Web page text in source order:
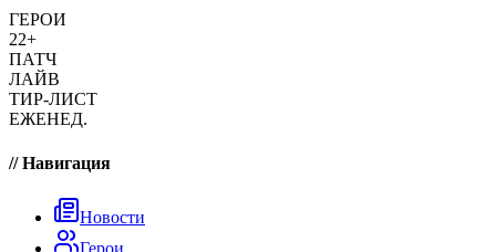
ГЕРОИ
22+
ПАТЧ
ЛАЙВ
ТИР-ЛИСТ
ЕЖЕНЕД.
// Навигация
Новости
Герои